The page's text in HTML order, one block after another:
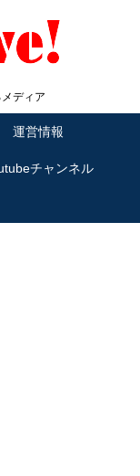
ディア
運営情報
チャンネル